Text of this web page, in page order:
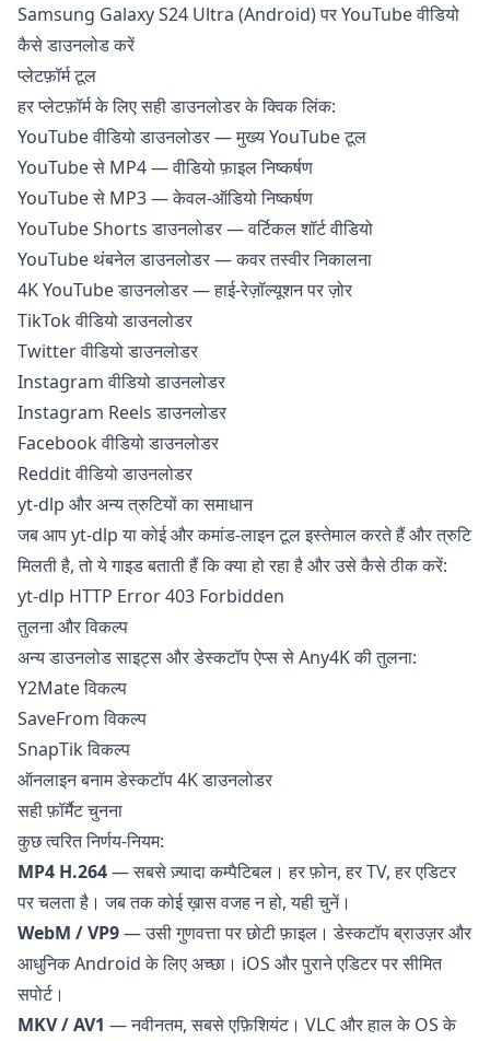
Samsung Galaxy S24 Ultra (Android) पर YouTube वीडियो
कैसे डाउनलोड करें
प्लेटफ़ॉर्म टूल
हर प्लेटफ़ॉर्म के लिए सही डाउनलोडर के क्विक लिंक:
YouTube वीडियो डाउनलोडर— मुख्य YouTube टूल
YouTube से MP4— वीडियो फ़ाइल निष्कर्षण
YouTube से MP3— केवल-ऑडियो निष्कर्षण
YouTube Shorts डाउनलोडर— वर्टिकल शॉर्ट वीडियो
YouTube थंबनेल डाउनलोडर— कवर तस्वीर निकालना
4K YouTube डाउनलोडर— हाई-रेज़ॉल्यूशन पर ज़ोर
TikTok वीडियो डाउनलोडर
Twitter वीडियो डाउनलोडर
Instagram वीडियो डाउनलोडर
Instagram Reels डाउनलोडर
Facebook वीडियो डाउनलोडर
Reddit वीडियो डाउनलोडर
yt-dlp और अन्य त्रुटियों का समाधान
जब आप yt-dlp या कोई और कमांड-लाइन टूल इस्तेमाल करते हैं और त्रुटि
मिलती है, तो ये गाइड बताती हैं कि क्या हो रहा है और उसे कैसे ठीक करें:
yt-dlp HTTP Error 403 Forbidden
तुलना और विकल्प
अन्य डाउनलोड साइट्स और डेस्कटॉप ऐप्स से Any4K की तुलना:
Y2Mate विकल्प
SaveFrom विकल्प
SnapTik विकल्प
ऑनलाइन बनाम डेस्कटॉप 4K डाउनलोडर
सही फ़ॉर्मैट चुनना
कुछ त्वरित निर्णय-नियम:
MP4 H.264— सबसे ज़्यादा कम्पैटिबल। हर फ़ोन, हर TV, हर एडिटर
पर चलता है। जब तक कोई ख़ास वजह न हो, यही चुनें।
WebM / VP9— उसी गुणवत्ता पर छोटी फ़ाइल। डेस्कटॉप ब्राउज़र और
आधुनिक Android के लिए अच्छा। iOS और पुराने एडिटर पर सीमित
सपोर्ट।
MKV / AV1 — नवीनतम, सबसे एफ़िशियंट। VLC और हाल के OS के